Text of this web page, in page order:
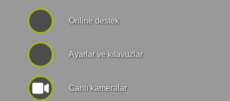
Online destek
Ayarlar ve kılavuzlar
Canlı kameralar